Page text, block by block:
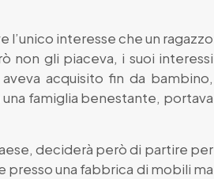
l’unico interesse che un ragazzo
non gli piaceva, i suoi interessi
acquisito fin da bambino,
famiglia benestante, portava
deciderà però di partire per
presso una fabbrica di mobili ma